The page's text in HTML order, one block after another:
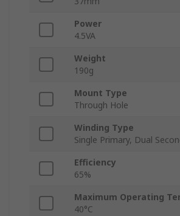
Power
4.5VA
Weight
190g
Mount Type
Through Hole
Winding Type
Single Primary, Dual
Efficiency
65%
Maximum Operating
40°C